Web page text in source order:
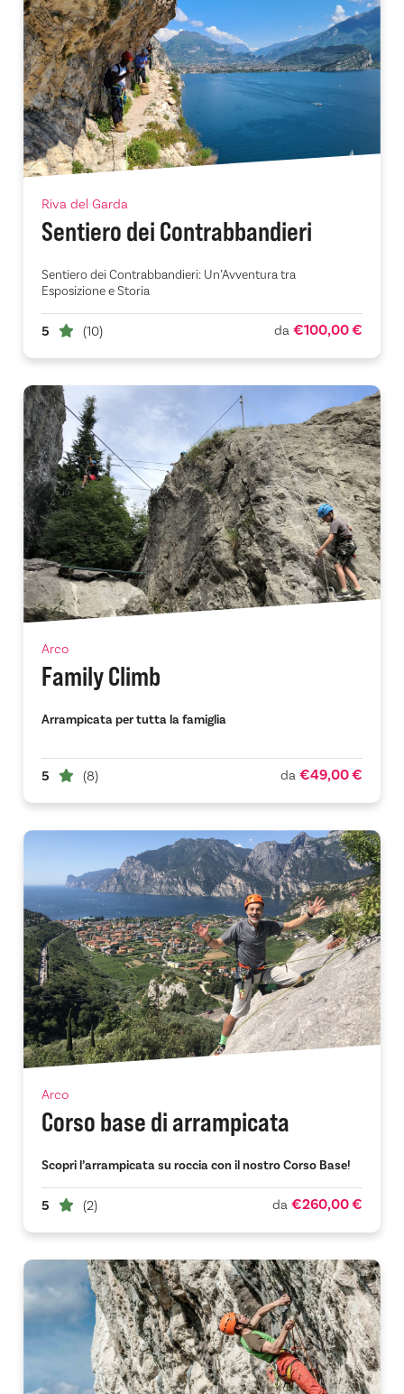
Riva del Garda
Sentiero dei Contrabbandieri
Sentiero dei Contrabbandieri: Un’Avventura tra
Esposizione e Storia
5 (10) da €100,00 €
Arco
Family Climb
Arrampicata per tutta la famiglia
5 (8) da €49,00 €
Arco
Corso base di arrampicata
Scopri l’arrampicata su roccia con il nostro Corso Base!
5 (2) da €260,00 €